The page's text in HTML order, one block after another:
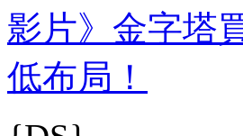
影片》金字塔
低布局！